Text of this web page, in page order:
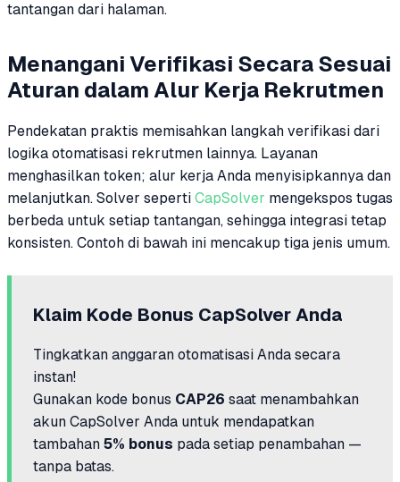
tantangan dari halaman.
Menangani Verifikasi Secara Sesuai
Aturan dalam Alur Kerja Rekrutmen
Pendekatan praktis memisahkan langkah verifikasi dari
logika otomatisasi rekrutmen lainnya. Layanan
menghasilkan token; alur kerja Anda menyisipkannya dan
melanjutkan. Solver seperti CapSolver mengekspos tugas
berbeda untuk setiap tantangan, sehingga integrasi tetap
konsisten. Contoh di bawah ini mencakup tiga jenis umum.
Klaim Kode Bonus CapSolver Anda
Tingkatkan anggaran otomatisasi Anda secara
instan!
Gunakan kode bonus CAP26 saat menambahkan
akun CapSolver Anda untuk mendapatkan
tambahan 5% bonus pada setiap penambahan —
tanpa batas.